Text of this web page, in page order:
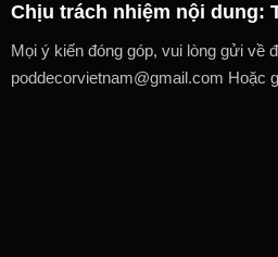
Chịu trách nhiệm nội dung:
Mọi ý kiến đóng góp, vui lòng gửi về
poddecorvietnam@gmail.com Hoặc